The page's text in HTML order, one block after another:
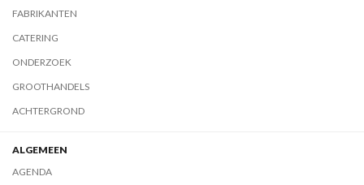
FABRIKANTEN
CATERING
ONDERZOEK
GROOTHANDELS
ACHTERGROND
ALGEMEEN
AGENDA